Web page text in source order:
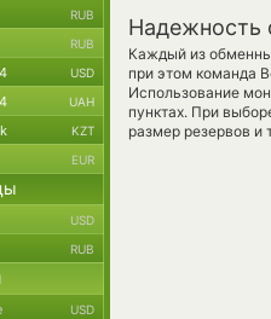
Надежность
Каждый из
при этом команда
Использование
пунктах. При
размер резервов и
RUB
RUB
USD
UAH
KZT
EUR
USD
RUB
USD